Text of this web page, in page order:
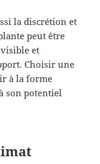
la discrétion et
peut être
et
Choisir une
à la forme
son potentiel